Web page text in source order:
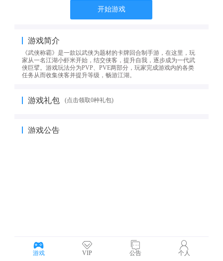
开始游戏
游戏简介
《武侠称霸》是一款以武侠为题材的卡牌回合制手游，在这里，玩
家从一名江湖小虾米开始，结交侠客，提升自我，逐步成为一代武
侠巨擘。游戏玩法分为PVP、PVE两部分，玩家完成游戏内的各类
任务从而收集侠客并提升等级，畅游江湖。
游戏礼包 (点击领取0种礼包)
游戏公告
游戏 VIP 公告 个人